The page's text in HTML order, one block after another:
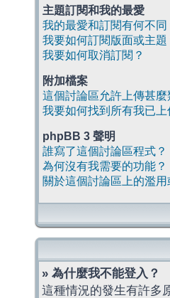
主題訂閱和我的最愛
我的最愛和訂閱有何不同
我要如何訂閱版面或主題
我要如何取消訂閱？
附加檔案
這個討論區允許上傳甚麼
我要如何找到所有我已上
phpBB 3 聲明
誰寫了這個討論區程式？
為何沒有我需要的功能？
關於這個討論區上的濫
» 為什麼我不能登入？
這種情況的發生有許多